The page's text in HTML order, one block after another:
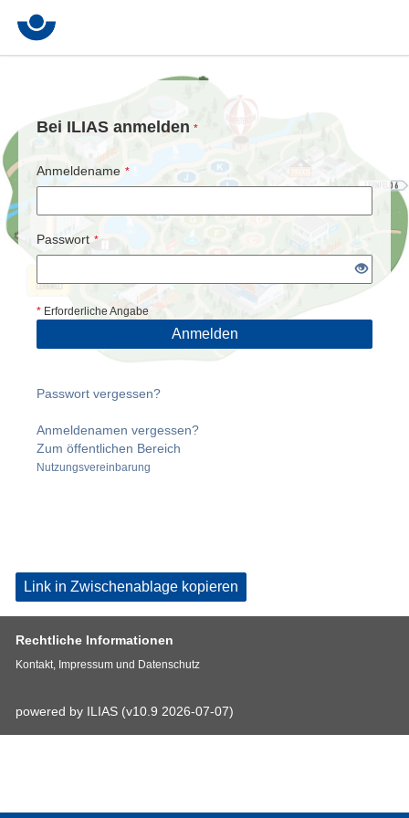
Bei ILIAS anmelden *
Anmeldename *
Passwort *
* Erforderliche Angabe
Anmelden
Passwort vergessen?
Anmeldenamen vergessen?
Zum öffentlichen Bereich
Nutzungsvereinbarung
Link in Zwischenablage kopieren
Rechtliche Informationen
Kontakt, Impressum und Datenschutz
powered by ILIAS (v10.9 2026-07-07)